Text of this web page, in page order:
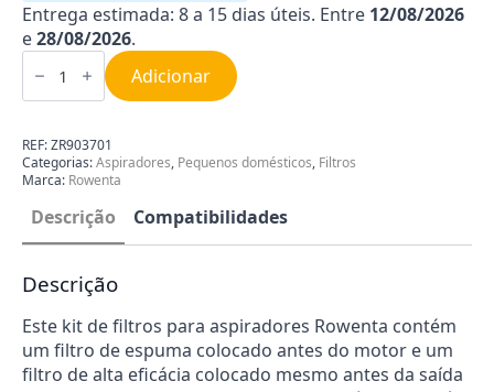
Entrega estimada: 8 a 15 dias úteis. Entre 12/08/2026
e28/08/2026.
Quantidade
de
de
para
Aspirador
Rowenta
ZR903701
Adicionar
REF:ZR903701
Categorias:Aspiradores, Pequenos domésticos, Filtros
Marca: Rowenta
Descrição Compatibilidades
Descrição
Este kit de filtros para aspiradores Rowenta contém
um filtro de espuma colocado antes do motor e um
filtro de alta eficácia colocado mesmo antes da saída